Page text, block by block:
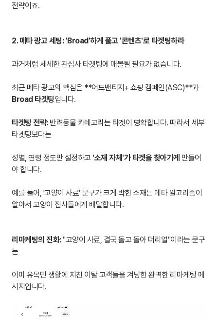
전략이죠.
2. 메타 광고 세팅: 'Broad'하게 풀고 '콘텐츠'로 타겟팅하라
과거처럼 세세한 관심사 타겟팅에 매몰될 필요가 없습니다.
최근 메타 광고의 핵심은 **어드밴티지+ 쇼핑 캠페인(ASC)**과
Broad 타겟팅입니다.
타겟팅 전략:반려동물 카테고리는 타겟이 명확합니다. 따라서 세부
타겟팅보다는
성별, 연령 정도만 설정하고 '소재 자체'가 타겟을 찾아가게 만들어
야 합니다.
예를 들어, '고양이 사료' 문구가 크게 박힌 소재는 메타 알고리즘이
알아서 고양이 집사들에게 배달합니다.
리마케팅의 진화:"고양이 사료, 결국 돌고 돌아 더리얼"이라는 문구
는
이미 유목민 생활에 지친 이탈 고객들을 겨냥한 완벽한 리마케팅 메
시지입니다.